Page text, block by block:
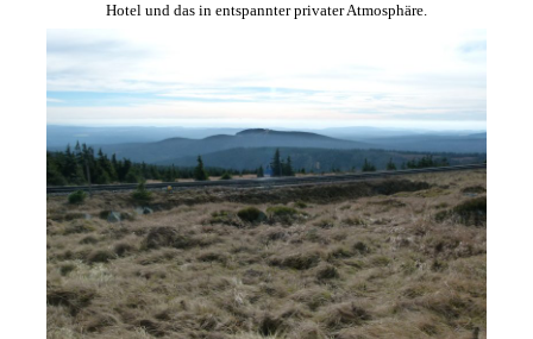
Hotel und das in entspannter privater Atmosphäre.